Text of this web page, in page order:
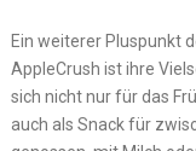
Ein weiterer Pluspunkt
AppleCrush ist ihre
sich nicht nur für das
auch als Snack für